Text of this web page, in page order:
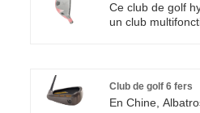
Ce club de golf
un club
frapper,
le driver est
hybride est
Club de golf 6 fers
En Chine,